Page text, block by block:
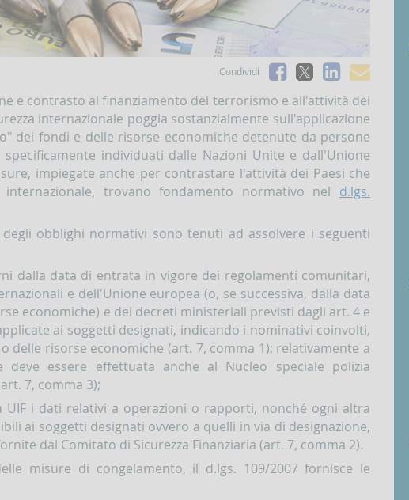
Condividi
Facebook
X
LinkedIn
e-
e contrasto al finanziamento del terrorismo e all'attività dei
internazionale poggia sostanzialmente sull'applicazione
dei fondi e delle risorse economiche detenute da persone
individuati dalle Nazioni Unite e dall'Unione
impiegate anche per contrastare l'attività dei Paesi che
trovano fondamento normativo nel d.lgs.
obblighi normativi sono tenuti ad assolvere i seguenti
dalla data di entrata in vigore dei regolamenti comunitari,
e dell'Unione europea (o, se successiva, dalla data
economiche) e dei decreti ministeriali previsti dagli art. 4 e
ai soggetti designati, indicando i nominativi coinvolti,
delle risorse economiche (art. 7, comma 1); relativamente a
deve essere effettuata anche al Nucleo speciale polizia
7, comma 3);
UIF i dati relativi a operazioni o rapporti, nonché ogni altra
ai soggetti designati ovvero a quelli in via di designazione,
dal Comitato di Sicurezza Finanziaria (art. 7, comma 2).
misure di congelamento, il d.lgs. 109/2007 fornisce le